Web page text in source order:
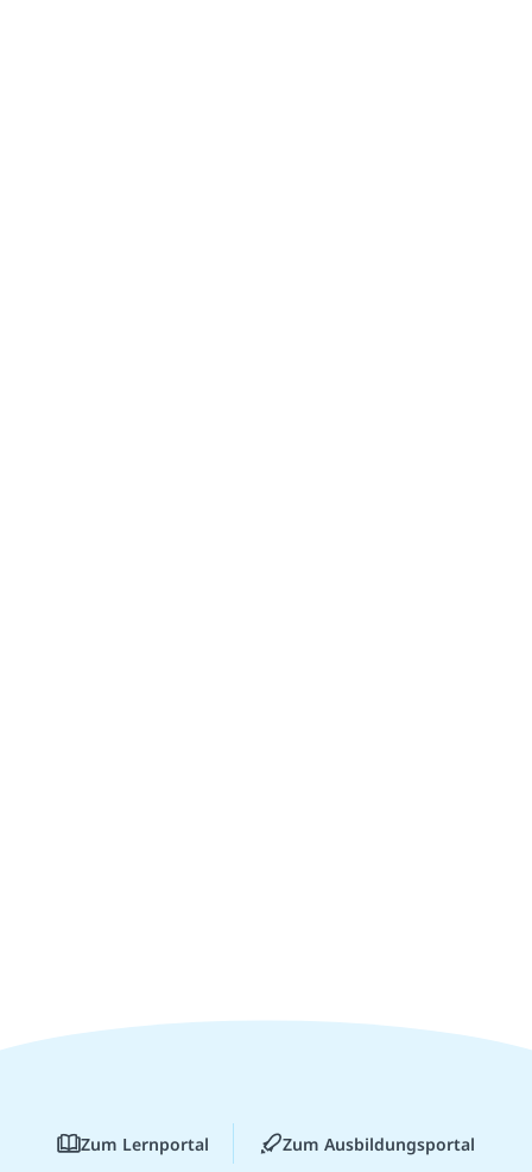
Zum Lernportal Zum Ausbildungsportal